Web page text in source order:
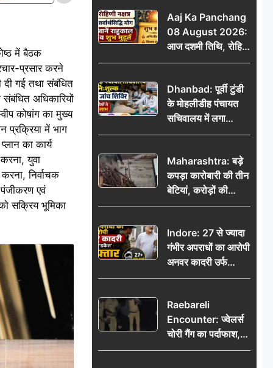
में बैठक
प्रसार करने
दी गई तथा संबंधित
अधिकारियों
कोषांग का मुख्य
प्रक्रिया में भाग
का कार्य
युवा
निर्वाचक
एवं
सक्रिय भूमिका
और करियर में सफलता?
Aaj Ka Panchang
08 August 2026:
आज दशमी तिथि, रोहिणी
नक्षत्र और सर्वार्थसिद्धि
शुभ मुहूर्त
Dhanbad: पूर्वी टुंडी
के मोहलीडीह पंचायत
सचिवालय में लगा
निःशुल्क स्वास्थ्य जांच
उठाया लाभ
Maharashtra: बड़े
कपड़ा कारोबारी की तीन
बेटियां, करोड़ों की
कमाई… फिर भी पिता
अंतिम दिन, 5100 रुपये
भेजकर कहा– अंतिम
संस्कार कर दीजिए हम
नहीं आ पाएंगे
Indore: 27 से ज्यादा
गंभीर अपराधों का आरोपी
अनवर कादरी उर्फ
‘डकैत’ गिरफ्तार, इंदौर
Raebareli
Encounter: ज्वेलर्स
चोरी गैंग का पर्दाफाश,
पुलिस मुठभेड़ में दो